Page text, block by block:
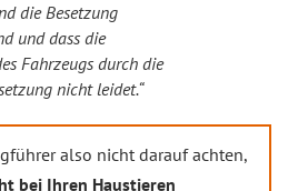
die Besetzung
und dass die
Fahrzeugs durch die
nicht leidet.“
also nicht darauf achten,
bei Ihren Haustieren